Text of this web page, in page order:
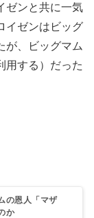
ゼンと共に一気
イゼンはビッグ
が、ビッグマム
用する）だった
の恩人「マザ
か